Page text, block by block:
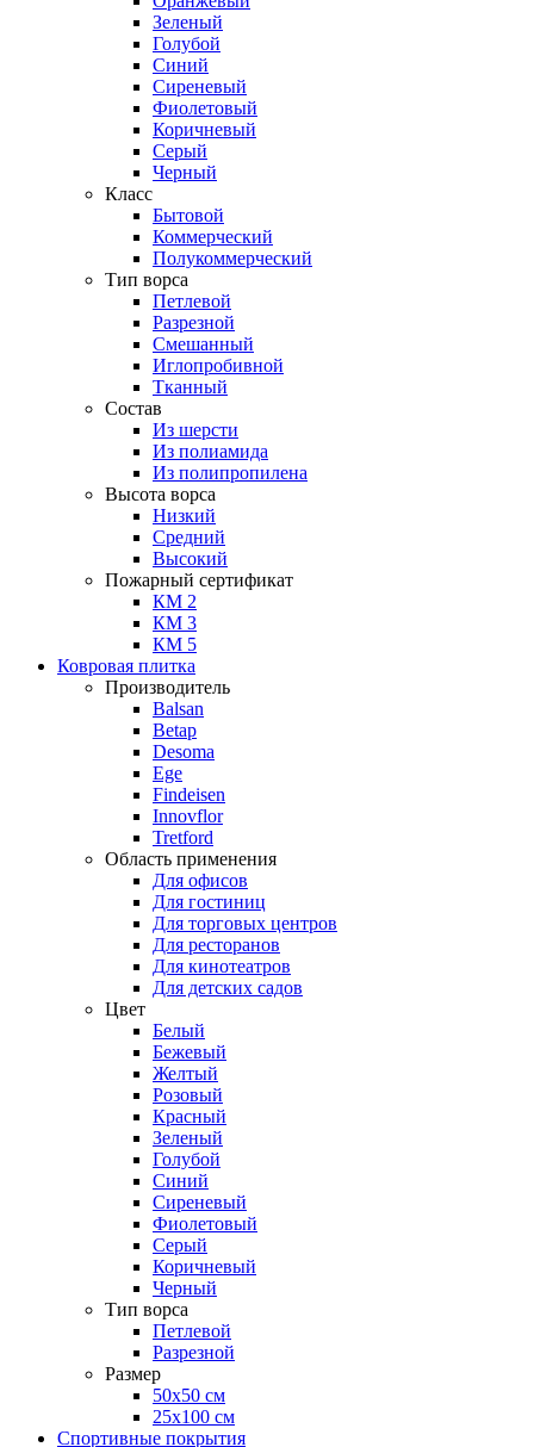
Зеленый
Голубой
Синий
Сиреневый
Фиолетовый
Коричневый
Серый
Черный
Класс
Бытовой
Коммерческий
Полукоммерческий
Тип ворса
Петлевой
Разрезной
Смешанный
Иглопробивной
Тканный
Состав
Из шерсти
Из полиамида
Из полипропилена
Высота ворса
Низкий
Средний
Высокий
Пожарный сертификат
КМ 2
КМ 3
КМ 5
Ковровая плитка
Производитель
Balsan
Betap
Desoma
Ege
Findeisen
Innovflor
Tretford
Область применения
Для офисов
Для гостиниц
Для торговых центров
Для ресторанов
Для кинотеатров
Для детских садов
Цвет
Белый
Бежевый
Желтый
Розовый
Красный
Зеленый
Голубой
Синий
Сиреневый
Фиолетовый
Серый
Коричневый
Черный
Тип ворса
Петлевой
Разрезной
Размер
50х50 см
25х100 см
Спортивные покрытия